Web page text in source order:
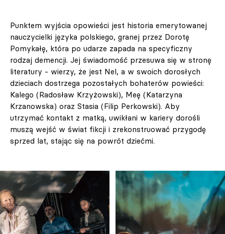
Punktem wyjścia opowieści jest historia emerytowanej
nauczycielki języka polskiego, granej przez Dorotę
Pomykałę, która po udarze zapada na specyficzny
rodzaj demencji. Jej świadomość przesuwa się w stronę
literatury - wierzy, że jest Nel, a w swoich dorosłych
dzieciach dostrzega pozostałych bohaterów powieści:
Kalego (Radosław Krzyżowski), Meę (Katarzyna
Krzanowska) oraz Stasia (Filip Perkowski). Aby
utrzymać kontakt z matką, uwikłani w kariery dorośli
muszą wejść w świat fikcji i zrekonstruować przygodę
sprzed lat, stając się na powrót dziećmi.